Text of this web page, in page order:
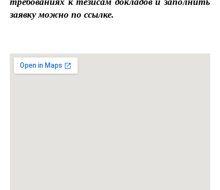
заявку можно по ссылке.